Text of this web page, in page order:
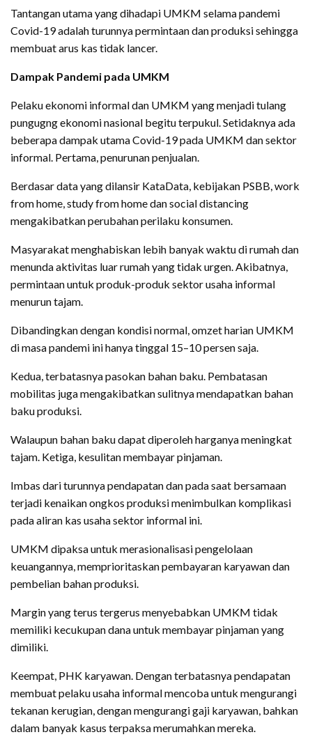
Tantangan utama yang dihadapi UMKM selama pandemi
Covid-19 adalah turunnya permintaan dan produksi sehingga
membuat arus kas tidak lancer.
Dampak Pandemi pada UMKM
Pelaku ekonomi informal dan UMKM yang menjadi tulang
pungugng ekonomi nasional begitu terpukul. Setidaknya ada
beberapa dampak utama Covid-19 pada UMKM dan sektor
informal. Pertama, penurunan penjualan.
Berdasar data yang dilansir KataData, kebijakan PSBB, work
from home, study from home dan social distancing
mengakibatkan perubahan perilaku konsumen.
Masyarakat menghabiskan lebih banyak waktu di rumah dan
menunda aktivitas luar rumah yang tidak urgen. Akibatnya,
permintaan untuk produk-produk sektor usaha informal
menurun tajam.
Dibandingkan dengan kondisi normal, omzet harian UMKM
di masa pandemi ini hanya tinggal 15–10 persen saja.
Kedua, terbatasnya pasokan bahan baku. Pembatasan
mobilitas juga mengakibatkan sulitnya mendapatkan bahan
baku produksi.
Walaupun bahan baku dapat diperoleh harganya meningkat
tajam. Ketiga, kesulitan membayar pinjaman.
Imbas dari turunnya pendapatan dan pada saat bersamaan
terjadi kenaikan ongkos produksi menimbulkan komplikasi
pada aliran kas usaha sektor informal ini.
UMKM dipaksa untuk merasionalisasi pengelolaan
keuangannya, memprioritaskan pembayaran karyawan dan
pembelian bahan produksi.
Margin yang terus tergerus menyebabkan UMKM tidak
memiliki kecukupan dana untuk membayar pinjaman yang
dimiliki.
Keempat, PHK karyawan. Dengan terbatasnya pendapatan
membuat pelaku usaha informal mencoba untuk mengurangi
tekanan kerugian, dengan mengurangi gaji karyawan, bahkan
dalam banyak kasus terpaksa merumahkan mereka.